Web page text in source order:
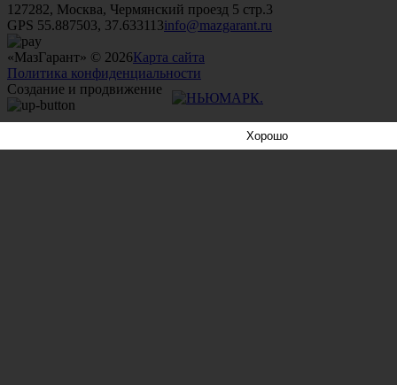
127282, Москва, Чермянский проезд 5 стр.3
GPS 55.887503, 37.633113info@mazgarant.ru
«МазГарант» © 2026Карта сайта
Политика конфиденциальности
Создание и продвижение
Хорошо